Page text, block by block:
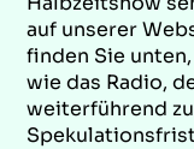
auf unserer
finden Sie
wie das Radio,
weiterführend